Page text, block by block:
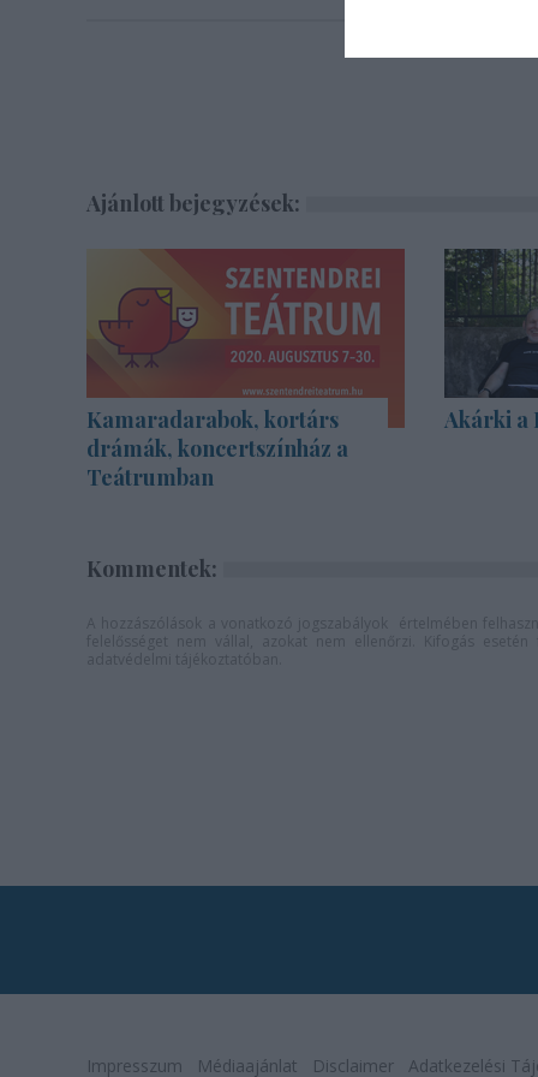
Ajánlott bejegyzések:
Kamaradarabok, kortárs
drámák, koncertszínház a
Teátrumban
Akárki a
Kommentek:
Impresszum Médiaajánlat Disclaimer Adatkezelési